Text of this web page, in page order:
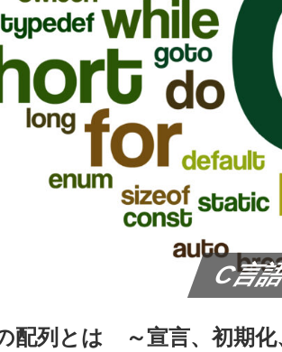
C言
配列とは ～宣言、初期